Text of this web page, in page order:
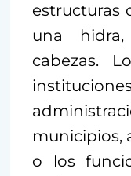
estructuras
una
cabezas.
municipios,
o los